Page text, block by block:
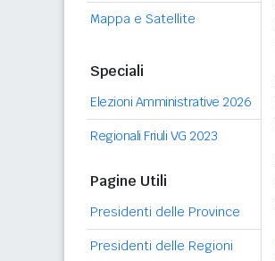
Mappa e Satellite
Speciali
Elezioni Amministrative 2026
Regionali Friuli VG 2023
Pagine Utili
Presidenti delle Province
Presidenti delle Regioni